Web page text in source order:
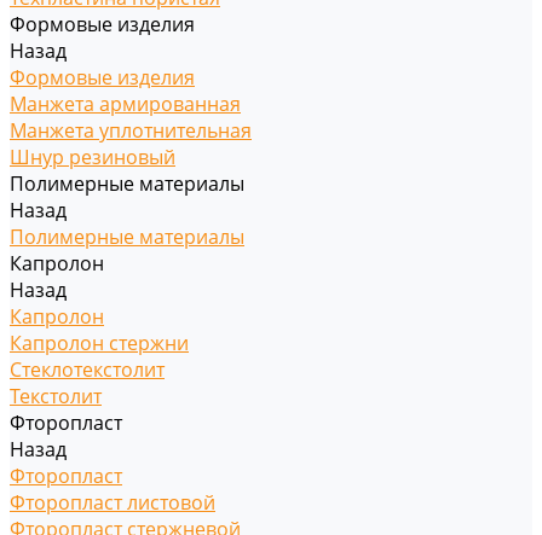
Формовые изделия
Назад
Формовые изделия
Манжета армированная
Манжета уплотнительная
Шнур резиновый
Полимерные материалы
Назад
Полимерные материалы
Капролон
Назад
Капролон
Капролон стержни
Стеклотекстолит
Текстолит
Фторопласт
Назад
Фторопласт
Фторопласт листовой
Фторопласт стержневой